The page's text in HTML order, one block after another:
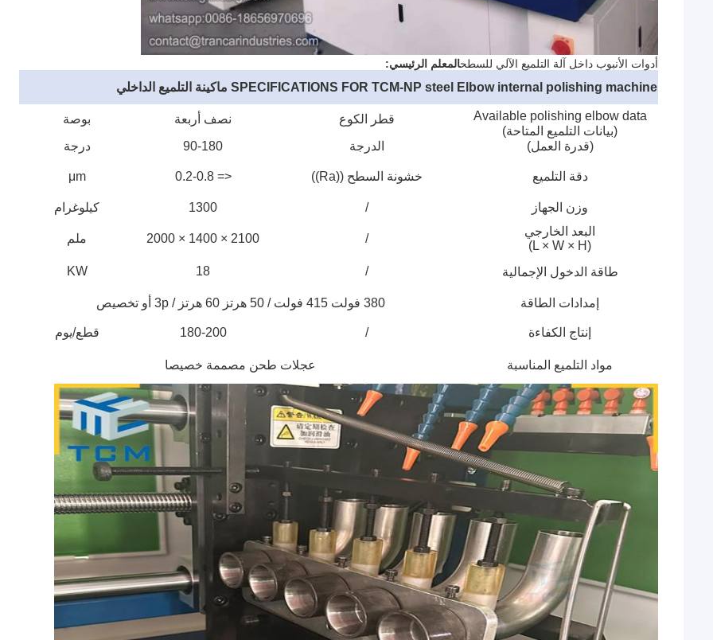
أدوات الأنبوب داخل آلة التلميع الآلي للسطحالمعلم الرئيسي:
SPECIFICATIONS FOR TCM-NP steel Elbow internal polishing machine ماكينة التلميع الداخلي
Available polishing elbow data
(بيانات التلميع المتاحة)
(قدرة العمل)
قطر الكوع نصف أربعة
بوصة
الدرجة
90-180 درجة
دقة التلميع خشونة السطح ((Ra)) <= 0.2-0.8
μm
وزن الجهاز /
1300
كيلوغرام
البعد الخارجي
(L × W × H)
/
2100 × 1400 × 2000 ملم
طاقة الدخول الإجمالية /
18
KW
إمدادات الطاقة 380 فولت 415 فولت / 50 هرتز 60 هرتز / 3p أو تخصيص
إنتاج الكفاءة /
180-200 قطع/يوم
مواد التلميع المناسبة عجلات طحن مصممة خصيصا